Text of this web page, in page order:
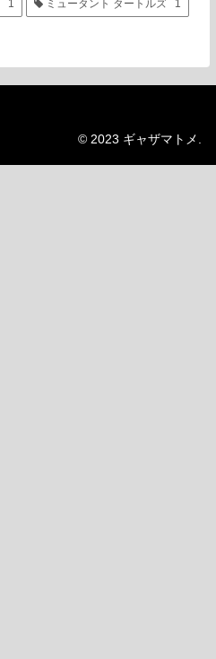
1 ミュータント タートルズ 1
© 2023 ギャザマトメ.